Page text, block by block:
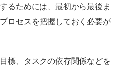
るためには、最初から最後ま
ロセスを把握しておく必要が
標、タスクの依存関係などを